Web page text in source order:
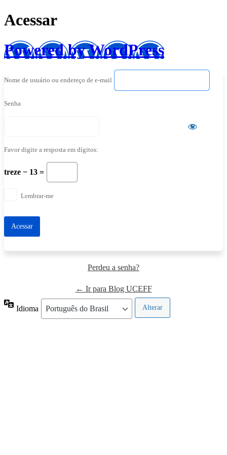
Acessar
Powered by WordPress
Nome de usuário ou endereço de e-mail
Senha
Favor digite a resposta em dígitos:
treze − 13 =
Lembrar-me
Perdeu a senha?
← Ir para Blog UCEFF
Idioma